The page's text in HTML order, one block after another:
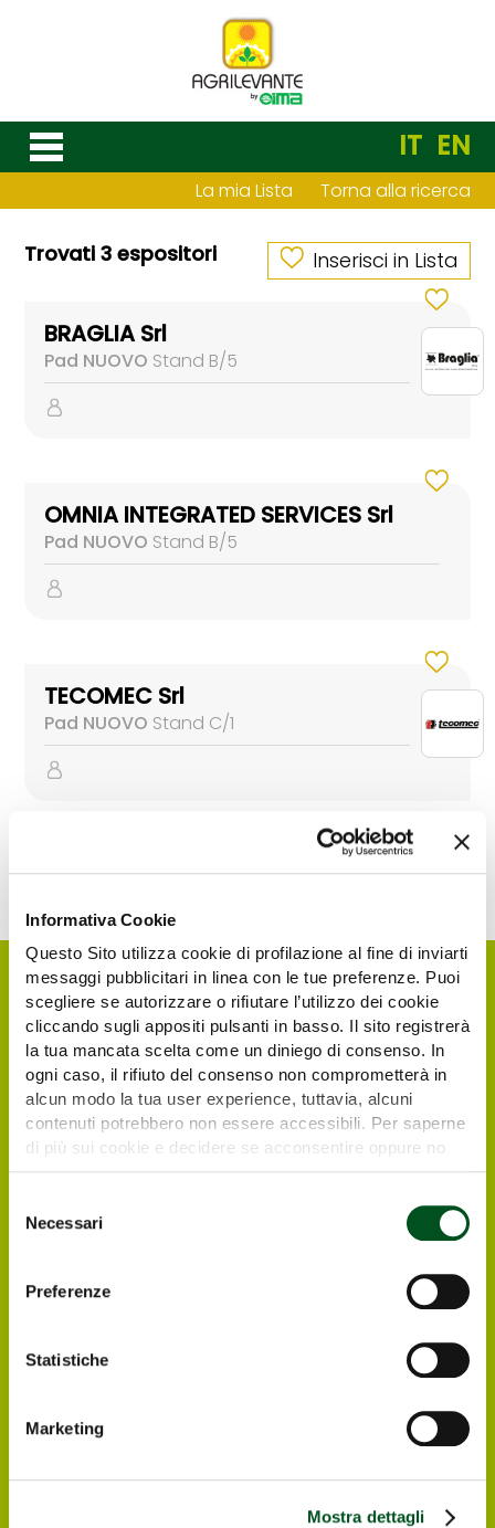
Informativa Cookie
Questo Sito utilizza cookie di profilazione al fine di inviarti
messaggi pubblicitari in linea con le tue preferenze. Puoi
scegliere se autorizzare o rifiutare l’utilizzo dei cookie
cliccando sugli appositi pulsanti in basso. Il sito registrerà
la tua mancata scelta come un diniego di consenso. In
ogni caso, il rifiuto del consenso non comprometterà in
alcun modo la tua user experience, tuttavia, alcuni
contenuti potrebbero non essere accessibili. Per saperne
di più sui cookie e decidere se acconsentire oppure no
delNecessari
Preferenze
Statistiche
Marketing
Mostra dettagli
IT EN
La mia Lista Torna alla ricerca
Trovati 3 espositori Inserisci in Lista
BRAGLIA Srl
Pad NUOVO Stand B/5
OMNIA INTEGRATED SERVICES Srl
Pad NUOVO Stand B/5
TECOMEC Srl
Pad NUOVO Stand C/1
Richiedi il tuo biglietto
elettronico gratuito
I visitatori e operatori italiani ed esteri
interessati a visitare Agrilevante by Eima
2025 possono registrarsi direttamente online,
in modo da ricevere all’indirizzo e-mail che